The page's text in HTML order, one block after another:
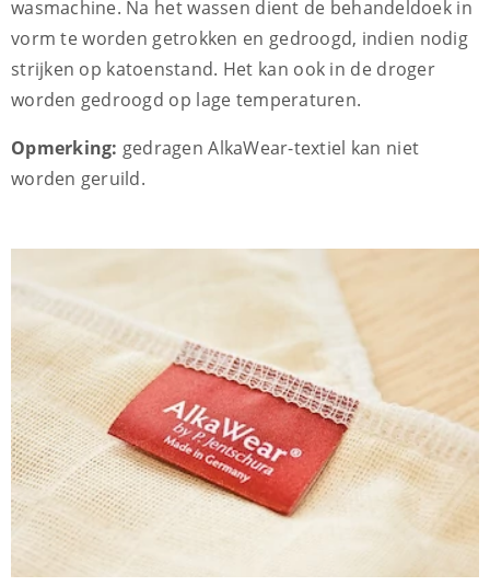
wasmachine. Na het wassen dient de behandeldoek in
vorm te worden getrokken en gedroogd, indien nodig
strijken op katoenstand. Het kan ook in de droger
worden gedroogd op lage temperaturen.
Opmerking: gedragen AlkaWear-textiel kan niet
worden geruild.